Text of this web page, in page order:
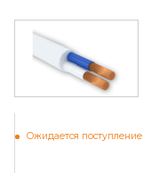
Ожидается поступление